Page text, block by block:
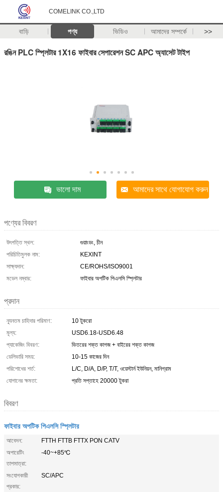
COMELINK CO.,LTD
বাড়ি পণ্য ভিডিও আমাদের সম্পর্কে >>
রঙিন PLC স্প্লিটার 1X16 ফাইবার সেপারেশন SC APC অ্যাসেট টাইপ
ভালো দাম আমাদের সাথে যোগাযোগ করুন
পণ্যের বিবরণ
উৎপত্তি স্থল:
গুয়াংডং, চীন
পরিচিতিমুলক নাম:
KEXINT
সাক্ষ্যদান:
CE/ROHS/ISO9001
মডেল নম্বার:
ফাইবার অপটিক পিএলসি স্প্লিটার
প্রদান
ন্যূনতম চাহিদার পরিমাণ:
10 টুকরো
মূল্য:
USD6.18-USD6.48
প্যাকেজিং বিবরণ:
ভিতরের শক্ত কাগজ + বাইরের শক্ত কাগজ
ডেলিভারি সময়:
10-15 কাজের দিন
পরিশোধের শর্ত:
L/C, D/A, D/P, T/T, ওয়েস্টার্ন ইউনিয়ন, মানিগ্রাম
যোগানের ক্ষমতা:
প্রতি সপ্তাহে 20000 টুকরা
বিবরণ
ফাইবার অপটিক পিএলসি স্প্লিটার
আবেদন:
FTTH FTTB FTTX PON CATV
অপারেটিং
তাপমাত্রা:
-40~+85℃
সংযোগকারী
প্রকার:
SC/APC